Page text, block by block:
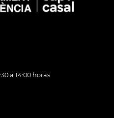
a 14:00 horas